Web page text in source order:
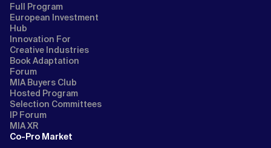
Full Program
European Investment
Hub
Innovation For
Creative Industries
Book Adaptation
Forum
MIA Buyers Club
Hosted Program
Selection Committees
IP Forum
MIA XR
Co-Pro Market